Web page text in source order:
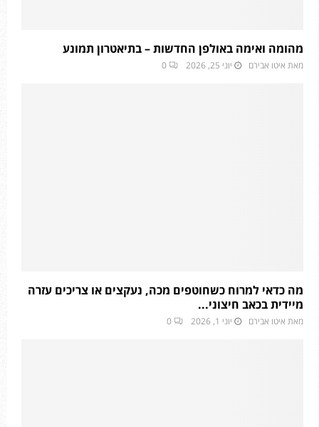
מהומה ואימה באולפן החדשות – בתיאטרון תמונע
מאת איטו אבירם יוני 25, 2026 0
מה כדאי למרוח כשחוטפים מכה, נעקצים או צריכים עזרה
מיידית בכאב חיצוני...
מאת איטו אבירם יוני 1, 2026 0